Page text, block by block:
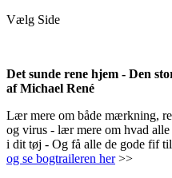
Vælg Side
Det sunde rene hjem - Den
af Michael René
Lær mere om både mærkning,
og virus - lær mere om hvad
i dit tøj - Og få alle de gode fif
og se bogtraileren her>>